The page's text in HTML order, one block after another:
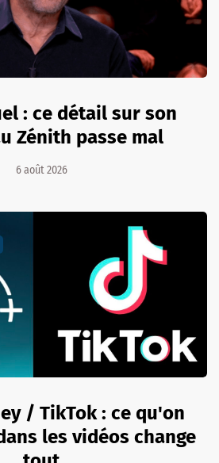
: ce détail sur son
Zénith passe mal
6 août 2026
/ TikTok : ce qu'on
les vidéos change